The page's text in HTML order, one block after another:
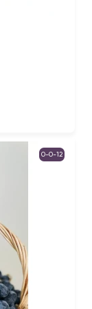
0-0-12